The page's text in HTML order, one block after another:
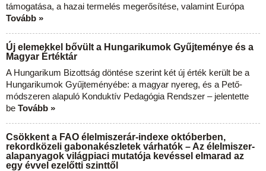
támogatása, a hazai termelés megerősítése, valamint Európa
Tovább »
Új elemekkel bővült a Hungarikumok Gyűjteménye és a
Magyar Értéktár
A Hungarikum Bizottság döntése szerint két új érték került be a
Hungarikumok Gyűjteményébe: a magyar nyereg, és a Pető-
módszeren alapuló Konduktív Pedagógia Rendszer – jelentette
be Tovább »
Csökkent a FAO élelmiszerár-indexe októberben,
rekordközeli gabonakészletek várhatók – Az élelmiszer-
alapanyagok világpiaci mutatója kevéssel elmarad az
egy évvel ezelőtti szinttől